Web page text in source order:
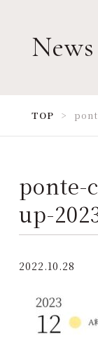
TOP
ワンちゃん
ご料金
アクセス
Q&A
News
TOP
ponte-
up-
2022.10.28